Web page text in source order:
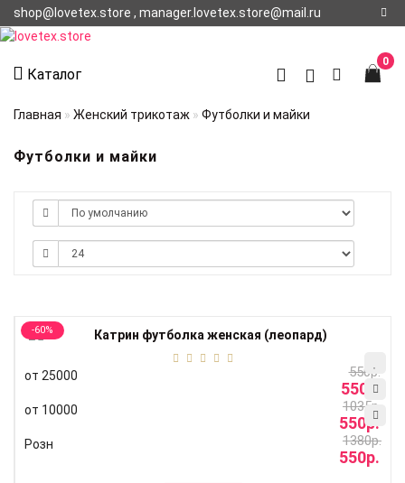
shop@lovetex.store , manager.lovetex.store@mail.ru
ДОСТАВКЕ
Каталог
0
Главная Женский трикотаж Футболки и майки
Футболки и майки
-60%
от 25000 550р.
550р.
от 10000 1035р.
550р.
Розн 1380р.
550р.